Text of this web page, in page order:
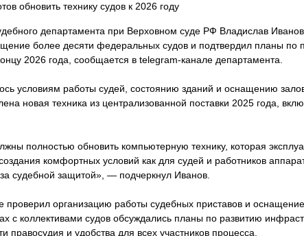
обновить технику судов к 2026 году
департамента при Верховном суде РФ Владислав
более десяти федеральных судов и подтвердил планы по
2026 года, сообщается в telegram-канале департамента.
условиям работы судей, состоянию зданий и оснащению
новая техника из централизованной поставки 2025 года,
полностью обновить компьютерную технику, которая
комфортных условий как для судей и работников
судебной защитой», — подчеркнул Иванов.
проверил организацию работы судебных приставов и
с коллективами судов обсуждались планы по развитию
и удобства для всех участников процесса.